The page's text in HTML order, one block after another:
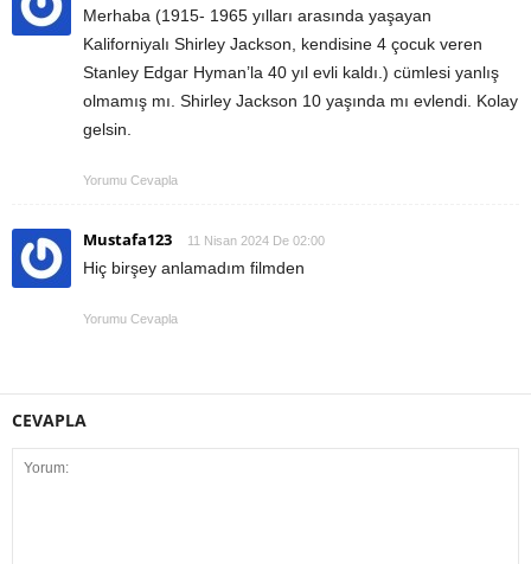
Merhaba (1915- 1965 yılları arasında yaşayan
Kaliforniyalı Shirley Jackson, kendisine 4 çocuk veren
Stanley Edgar Hyman’la 40 yıl evli kaldı.) cümlesi yanlış
olmamış mı. Shirley Jackson 10 yaşında mı evlendi. Kolay
gelsin.
Yorumu Cevapla
Mustafa123 11 Nisan 2024 De 02:00
Hiç birşey anlamadım filmden
Yorumu Cevapla
CEVAPLA